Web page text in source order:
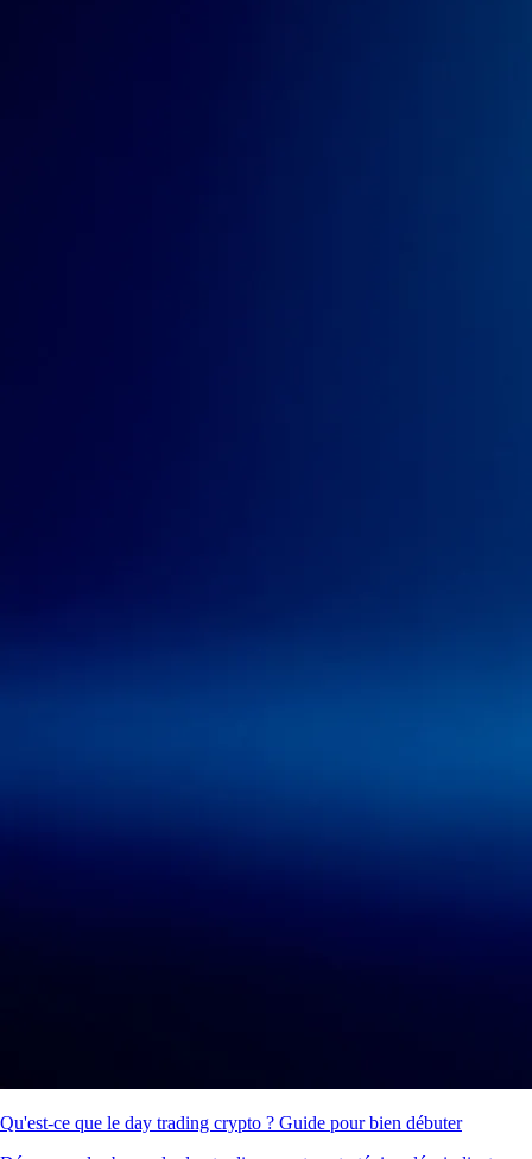
Qu'est-ce que le day trading crypto ? Guide pour bien débuter